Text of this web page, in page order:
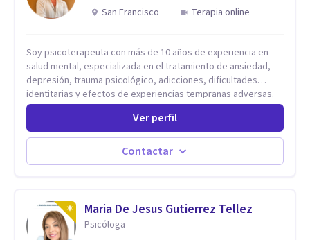
San Francisco
Terapia online
Soy psicoterapeuta con más de 10 años de experiencia en
salud mental, especializada en el tratamiento de ansiedad,
depresión, trauma psicológico, adicciones, dificultades
identitarias y efectos de experiencias tempranas adversas.
Ofrezco un espacio terapéutico seguro, confidencial y
profundamente humano, donde el dolor emocional puede
transformarse en autoconocimiento, regulación emocional y
psicoanálisis, terapia somática y de trauma, psicología
Psicología Analítica Junguiana. Mi abordaje también incorpora
perspectivas interculturales, ecopsicología y el trabajo
simbólico con el inconsciente, entendiendo que cada
Ver perfil
Contactar
Maria De Jesus Gutierrez Tellez
Psicóloga